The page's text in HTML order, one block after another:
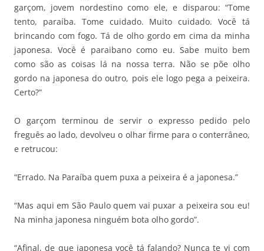
garçom, jovem nordestino como ele, e disparou: “Tome
tento, paraíba. Tome cuidado. Muito cuidado. Você tá
brincando com fogo. Tá de olho gordo em cima da minha
japonesa. Você é paraibano como eu. Sabe muito bem
como são as coisas lá na nossa terra. Não se põe olho
gordo na japonesa do outro, pois ele logo pega a peixeira.
Certo?”
O garçom terminou de servir o expresso pedido pelo
freguês ao lado, devolveu o olhar firme para o conterrâneo,
e retrucou:
“Errado. Na Paraíba quem puxa a peixeira é a japonesa.”
“Mas aqui em São Paulo quem vai puxar a peixeira sou eu!
Na minha japonesa ninguém bota olho gordo”.
“Afinal, de que japonesa você tá falando? Nunca te vi com